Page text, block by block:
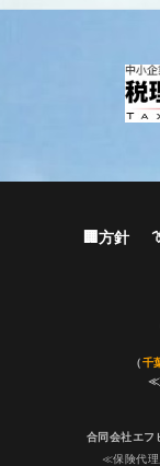
🏢方針
（千
≪
合同会社エ
≪保険代理